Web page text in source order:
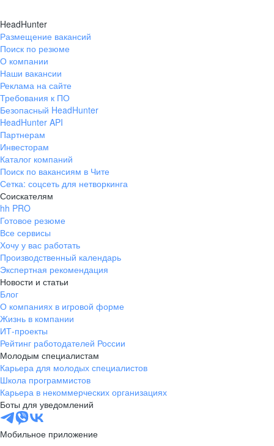
HeadHunter
Размещение вакансий
Поиск по резюме
О компании
Наши вакансии
Реклама на сайте
Требования к ПО
Безопасный HeadHunter
HeadHunter API
Партнерам
Инвесторам
Каталог компаний
Поиск по вакансиям в Чите
Сетка: соцсеть для нетворкинга
Соискателям
hh PRO
Готовое резюме
Все сервисы
Хочу у вас работать
Производственный календарь
Экспертная рекомендация
Новости и статьи
Блог
О компаниях в игровой форме
Жизнь в компании
ИТ-проекты
Рейтинг работодателей России
Молодым специалистам
Карьера для молодых специалистов
Школа программистов
Карьера в некоммерческих организациях
Боты для уведомлений
Мобильное приложение